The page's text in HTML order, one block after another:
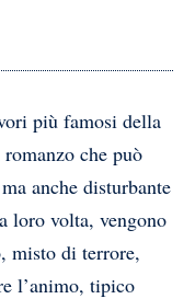
più famosi della
che può
anche disturbante
loro volta, vengono
misto di terrore,
l’animo, tipico